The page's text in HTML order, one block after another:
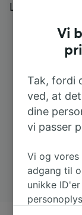
Læs ægte
Vi
Tak, fordi
ved, at
dine
vi passer
Vi og vores
adgang til
unikke